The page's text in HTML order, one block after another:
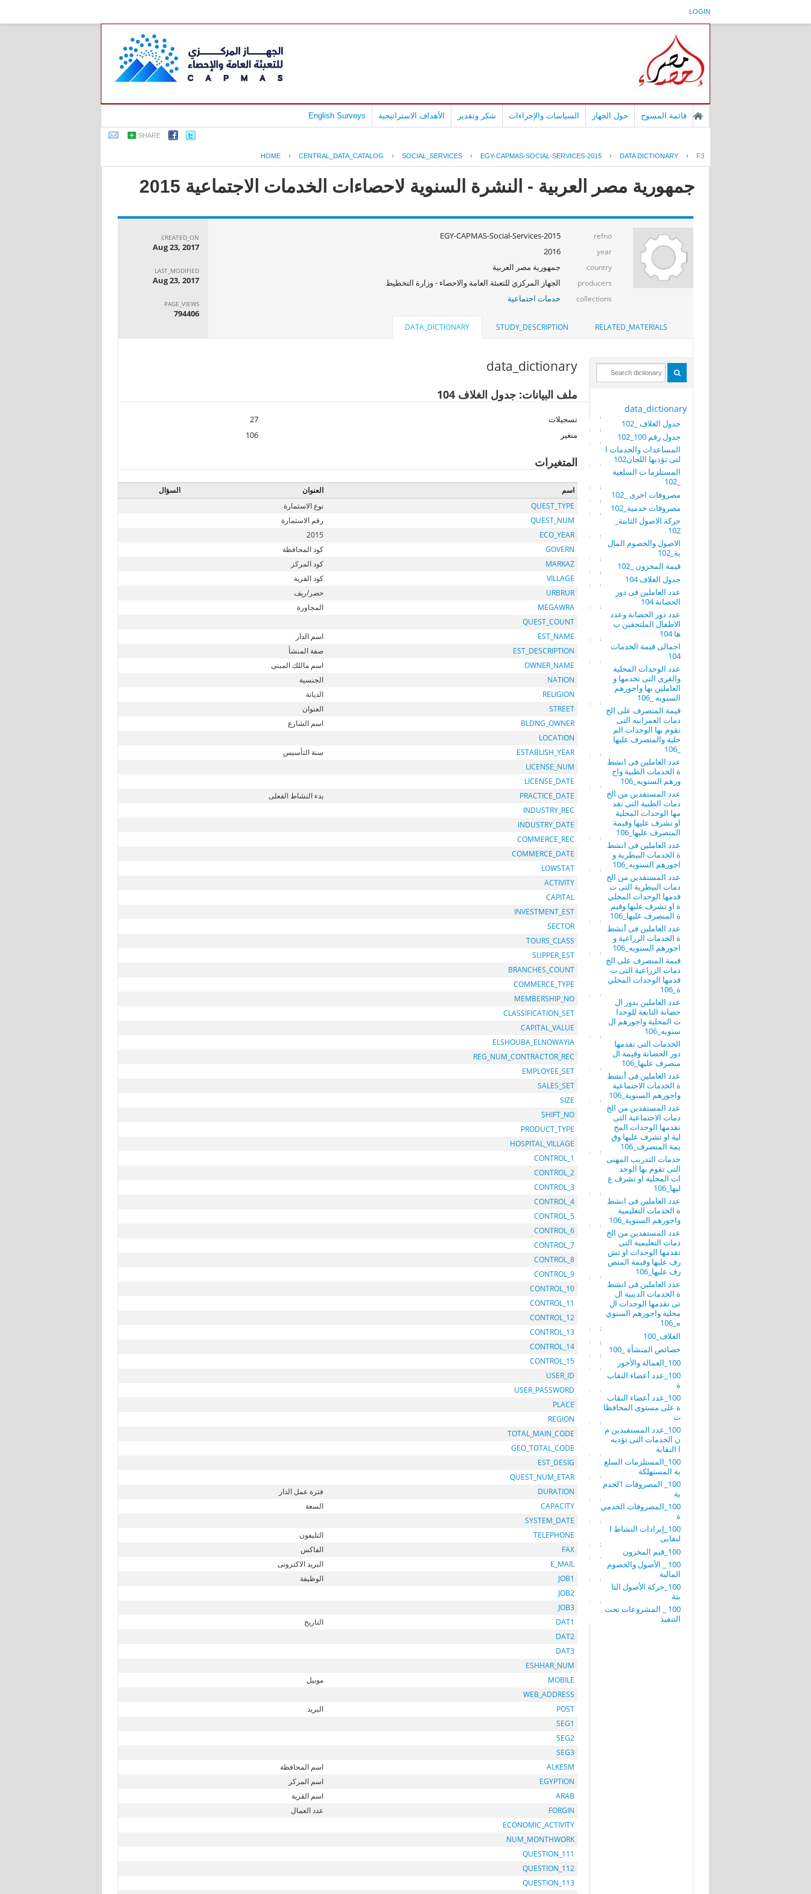
LOGIN
قائمة المسوح حول الجهاز السياسات والإجراءات شكر وتقدير الأهداف الاستراتيجية English Surveys
SHARE
HOME › CENTRAL_DATA_CATALOG › SOCIAL_SERVICES › EGY-CAPMAS-SOCIAL-SERVICES-2015 › DATA DICTIONARY › F3
جمهورية مصر العربية - النشرة السنوية لاحصاءات الخدمات الاجتماعية 2015
refno
EGY-CAPMAS-Social-Services-2015
year
2016
country جمهورية مصر العربية
producers الجهاز المركزي للتعبئة العامة والاحصاء - وزارة التخطيط
collections خدمات اجتماعية
CREATED_ON
Aug 23, 2017
LAST_MODIFIED
Aug 23, 2017
PAGE_VIEWS
794406
RELATED_MATERIALS
STUDY_DESCRIPTION
DATA_DICTIONARY
data_dictionary
جدول الغلاف _102
جدول رقم 100_102
المساعدات والخدمات ا
لتى تؤديها اللجان102
المستلزما ت السلعية
مصروفات اخرى _102
مصروفات خدمية_102
حركة الاصول الثابتة_
102
الاصول والخصوم المال
ية_102
قيمة المخزون _102
جدول الغلاف 104
عدد العاملين فى دور
الحضانة 104
عدد دور الحضانة وعدد
الاطفال الملتحقين ب
ها 104
اجمالى قيمة الخدمات
104
عدد الوحدات المحلية
والقرى التى تخدمها و
العاملين بها واجورهم
السنويه _106
قيمة المنصرف على الخ
دمات العمرانيه التى
تقوم بها الوحدات الم
حلية والمنصرف عليها
عدد العاملين فى انشط
ة الخدمات الطبية واج
ورهم السنويه_106
عدد المستفدين من الخ
دمات الطبية التى تقد
مها الوحدات المحلية
او تشرف عليها وقيمة
المنصرف عليها_106
عدد العاملين فى انشط
ة الخدمات البيطرية و
اجورهم السنويه_106
عدد المستفدين من الخ
دمات البيطرية التى ت
قدمها الوحدات المحلي
ة او تشرف عليها وقيم
ة المنصرف عليها_106
عدد العاملين فى أنشط
ة الخدمات الزراعية و
اجورهم السنويه_106
قيمة المنصرف على الخ
دمات الزراعية التى ت
قدمها الوحدات المحلي
ة_106
عدد العاملين بدور ال
حضانة التابعة للوحدا
ت المحلية واجورهم ال
سنويه_106
الخدمات التى تقدمها
دور الحضانة وقيمة ال
منصرف عليها_106
عدد العاملين فى أنشط
ة الخدمات الاجتماعية
واجورهم السنوية_106
عدد المستفدين من الخ
دمات الاجتماعية التى
تقدمها الوحدات المح
لية او تشرف عليها وق
يمة المنصرف_106
خدمات التدريب المهنى
التى تقوم بها الوحد
ات المحلية او تشرف ع
ليها_106
عدد العاملين فى انشط
ة الخدمات التعليمية
واجورهم السنوية_106
عدد المستفدين من الخ
دمات التعليمية التى
تقدمها الوحدات او تش
رف عليها وقيمة المنص
رف عليها_106
عدد العاملين فى انشط
ة الخدمات الدينية ال
تى تقدمها الوحدات ال
محلية واجورهم السنوي
ه_106
الغلاف_100
خصائص المنشأة _100
100_العمالة والأجور
100_عدد أعضاء النقاب
ة
100_عدد أعضاء النقاب
ة على مستوى المحافظا
ت
100_عدد المستفيدين م
ن الخدمات التى تؤديه
ا النقابة
100_المستلزمات السلع
ية المستهلكة
100_ المصروفات 1لخدم
ية
100_المصروفات الخدمي
ة
100_إيرادات النشاط ا
لنقابى
100_قيم المخزون
100 _ الأصول والخصوم
المالية
100_حركة الأصول الثا
بتة
100 _ المشروعات تحت
التنفيذ
data_dictionary
ملف البيانات: جدول الغلاف 104
تسجيلات
27
متغير
106
المتغيرات
اسم العنوان
السؤال
QUEST_TYPE
نوع الاستمارة
QUEST_NUM
رقم الاستمارة
ECO_YEAR
2015
GOVERN
كود المحافظة
MARKAZ
كود المركز
VILLAGE
كود القرية
URBRUR
حضر/ريف
MEGAWRA
المجاورة
QUEST_COUNT
EST_NAME
اسم الدار
EST_DESCRIPTION
صفة المنشأ
OWNER_NAME
اسم ماللك المبنى
NATION
الجنسية
RELIGION
الديانة
STREET
العنوان
BLDNG_OWNER
اسم الشارع
LOCATION
ESTABLISH_YEAR
سنة التأسيس
LICENSE_NUM
LICENSE_DATE
PRACTICE_DATE
بدء النشاط الفعلى
INDUSTRY_REC
INDUSTRY_DATE
COMMERCE_REC
COMMERCE_DATE
LOWSTAT
ACTIVITY
CAPITAL
INVESTMENT_EST
SECTOR
TOURS_CLASS
SUPPER_EST
BRANCHES_COUNT
COMMERCE_TYPE
MEMBERSHIP_NO
CLASSIFICATION_SET
CAPITAL_VALUE
ELSHOUBA_ELNOWAYIA
REG_NUM_CONTRACTOR_REC
EMPLOYEE_SET
SALES_SET
SIZE
SHIFT_NO
PRODUCT_TYPE
HOSPITAL_VILLAGE
CONTROL_1
CONTROL_2
CONTROL_3
CONTROL_4
CONTROL_5
CONTROL_6
CONTROL_7
CONTROL_8
CONTROL_9
CONTROL_10
CONTROL_11
CONTROL_12
CONTROL_13
CONTROL_14
CONTROL_15
USER_ID
USER_PASSWORD
PLACE
REGION
TOTAL_MAIN_CODE
GEO_TOTAL_CODE
EST_DESIG
QUEST_NUM_ETAR
DURATION
فترة عمل الدار
CAPACITY
السعة
SYSTEM_DATE
TELEPHONE
التليفون
FAX
الفاكس
E_MAIL
البريد الاكترونى
JOB1
الوظيفة
JOB2
JOB3
DAT1
التاريخ
DAT2
DAT3
ESHHAR_NUM
MOBILE
موبيل
WEB_ADDRESS
POST
البريد
SEG1
SEG2
SEG3
ALKESM
اسم المحافظة
EGYPTION
اسم المركز
ARAB
اسم القرية
FORGIN
عدد العمال
ECONOMIC_ACTIVITY
NUM_MONTHWORK
QUESTION_111
QUESTION_112
QUESTION_113